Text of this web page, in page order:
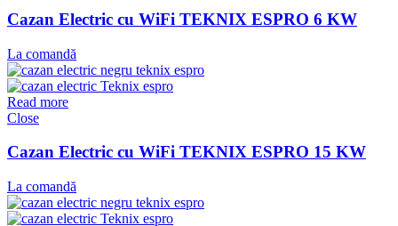
Cazan Electric cu WiFi TEKNIX ESPRO 6 KW
La comandă
Read more
Close
Cazan Electric cu WiFi TEKNIX ESPRO 15 KW
La comandă